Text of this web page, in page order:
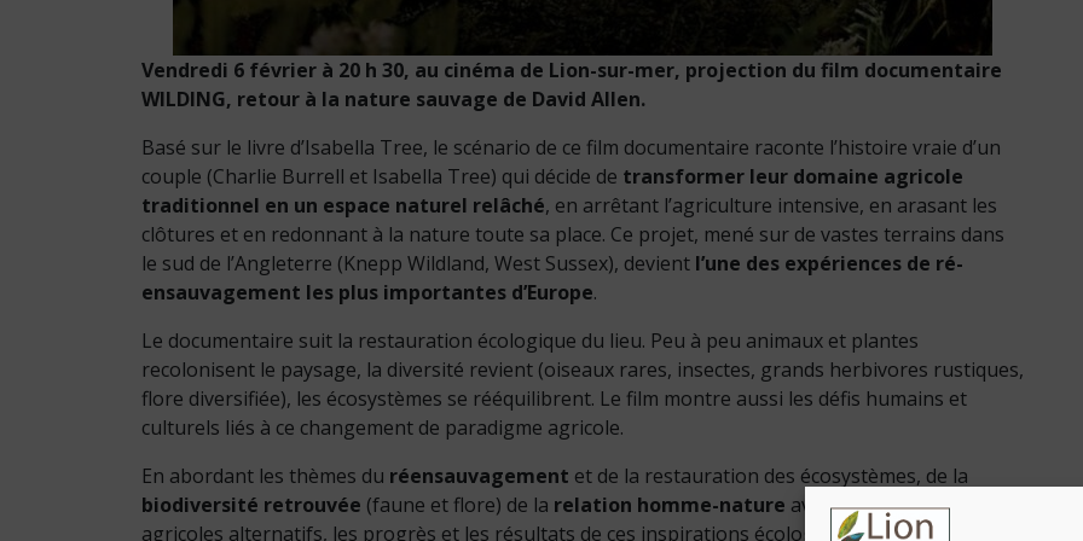
Vendredi 6 février à 20 h 30, au cinéma de Lion-sur-mer, projection du film documentaire
WILDING, retour à la nature sauvage de David Allen.
Basé sur le livre d’Isabella Tree, le scénario de ce film documentaire raconte l’histoire vraie d’un
couple (Charlie Burrell et Isabella Tree) qui décide de transformer leur domaine agricole
traditionnel en un espace naturel relâché, en arrêtant l’agriculture intensive, en arasant les
clôtures et en redonnant à la nature toute sa place. Ce projet, mené sur de vastes terrains dans
le sud de l’Angleterre (Knepp Wildland, West Sussex), devient l’une des expériences de ré-
ensauvagement les plus importantes d’Europe.
Le documentaire suit la restauration écologique du lieu. Peu à peu animaux et plantes
recolonisent le paysage, la diversité revient (oiseaux rares, insectes, grands herbivores rustiques,
flore diversifiée), les écosystèmes se rééquilibrent. Le film montre aussi les défis humains et
culturels liés à ce changement de paradigme agricole.
En abordant les thèmes du réensauvagement et de la restauration des écosystèmes, de la
biodiversité retrouvée (faune et flore) de la relation homme-nature avec des modèles
agricoles alternatifs, les progrès et les résultats de ces inspirations écologiques sont retracés